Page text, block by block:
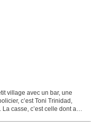
village avec un bar, une
c’est Toni Trinidad,
casse, c’est celle dont a